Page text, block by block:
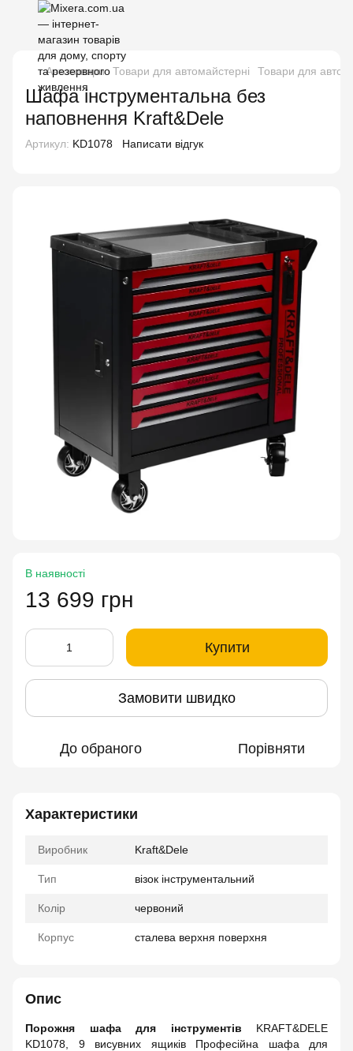
Автотовари Товари для автомайстерні Товари для
Шафа інструментальна без
наповнення Kraft&Dele
Артикул: KD1078 Написати відгук
В наявності
13 699 грн
Купити
Замовити швидко
До обраного Порівняти
Характеристики
Виробник Kraft&Dele
Тип візок інструментальний
Колір червоний
Корпус сталева верхня поверхня
Опис
Порожня шафа для інструментів KRAFT&DELE
KD1078, 9 висувних ящиків Професійна шафа для